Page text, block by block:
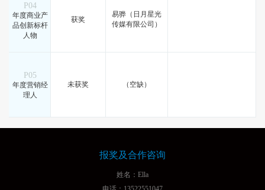
P04
年度商业产
品创新标杆
人物
获奖
易骅（日月星光
传媒有限公司）
P05
年度营销经
理人
未获奖 （空缺）
报奖及合作咨询
姓名：Ella